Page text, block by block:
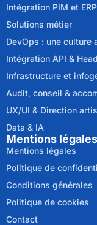
Intégration PIM et ERP
Solutions métier
DevOps : une culture
Intégration API &
Infrastructure et
Audit, conseil &
UX/UI & Direction
Data & IA
Mentions légales
Mentions légales
Politique de
Conditions générales
Politique de cookies
Contact